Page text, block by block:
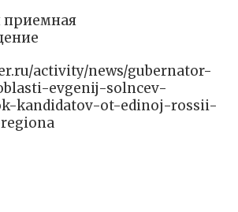
приемная
activity/news/gubernator-
evgenij-solncev-
kandidatov-ot-edinoj-rossii-